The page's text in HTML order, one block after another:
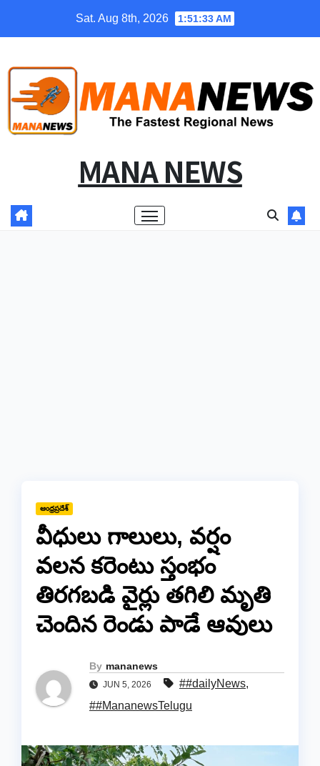
Sat. Aug 8th, 2026 1:51:34 AM
MANA NEWS
ఆంధ్రప్రదేశ్
వీధులు గాలులు, వర్షం
వలన కరెంటు స్తంభం
తిరగబడి వైర్లు తగిలి మృతి
చెందిన రెండు పాడే ఆవులు
By mananews
JUN 5, 2026 ##dailyNews,
##MananewsTelugu